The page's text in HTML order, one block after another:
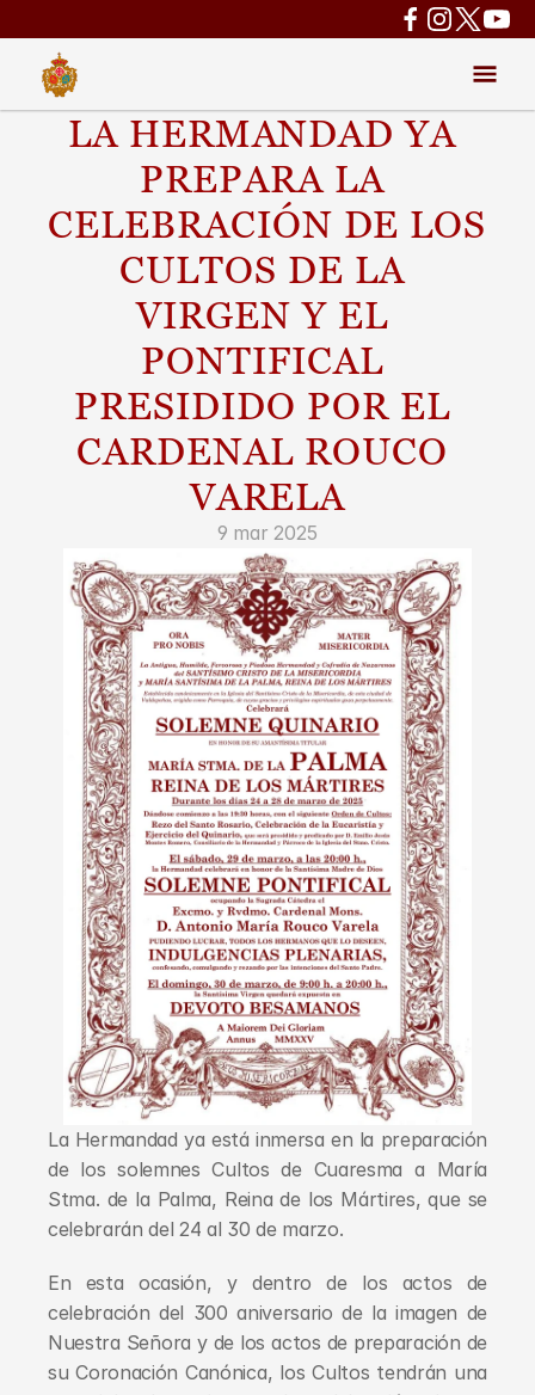
LA HERMANDAD YA
PREPARA LA
CELEBRACIÓN DE LOS
CULTOS DE LA
VIRGEN Y EL
PONTIFICAL
PRESIDIDO POR EL
CARDENAL ROUCO
VARELA
9 mar 2025
La Hermandad ya está inmersa en la preparación
de los solemnes Cultos de Cuaresma a María
Stma. de la Palma, Reina de los Mártires, que se
celebrarán del 24 al 30 de marzo.
En esta ocasión, y dentro de los actos de
celebración del 300 aniversario de la imagen de
Nuestra Señora y de los actos de preparación de
su Coronación Canónica, los Cultos tendrán una